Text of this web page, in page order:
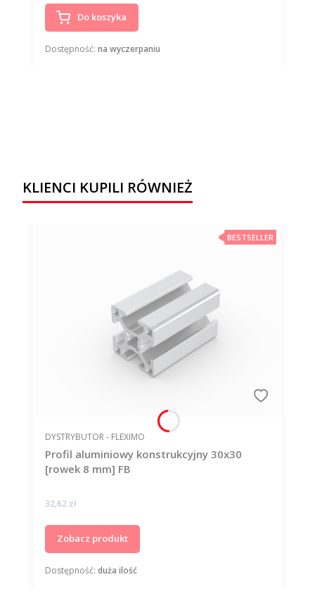
Do koszyka
Dostępność: na wyczerpaniu
KLIENCI KUPILI RÓWNIEŻ
BESTSELLER
Profil aluminiowy konstrukcyjny 30x30
[rowek 8 mm] FB
PRODUCENT
DYSTRYBUTOR - FLEXIMO
Cena
32,62 zł
Zobacz produkt
Dostępność: duża ilość